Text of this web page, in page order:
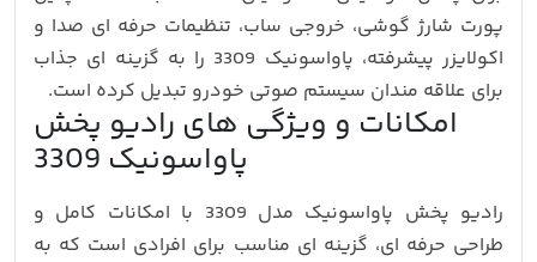
پورت شارژ گوشی، خروجی ساب، تنظیمات حرفه‌ ای صدا و
اکولایزر پیشرفته، پاواسونیک 3309 را به گزینه‌ ای جذاب
برای علاقه‌ مندان سیستم صوتی خودرو تبدیل کرده است.
امکانات و ویژگی های رادیو پخش
پاواسونیک 3309
رادیو پخش پاواسونیک مدل 3309 با امکانات کامل و
طراحی حرفه ای، گزینه ای مناسب برای افرادی است که به